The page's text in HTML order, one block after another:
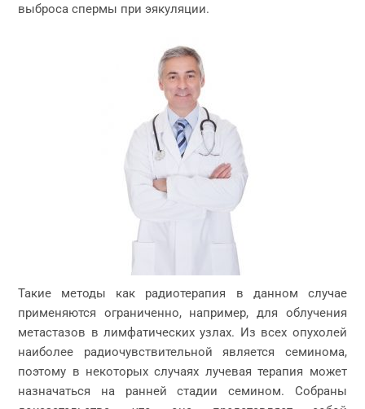
выброса спермы при эякуляции.
Такие методы как радиотерапия в данном случае
применяются ограниченно, например, для облучения
метастазов в лимфатических узлах. Из всех опухолей
наиболее радиочувствительной является семинома,
поэтому в некоторых случаях лучевая терапия может
назначаться на ранней стадии семином. Собраны